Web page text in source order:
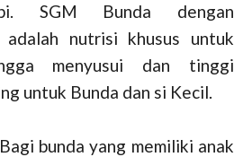
SGM Bunda dengan
adalah nutrisi khusus untuk
menyusui dan tinggi
untuk Bunda dan si Kecil.
bunda yang memiliki anak